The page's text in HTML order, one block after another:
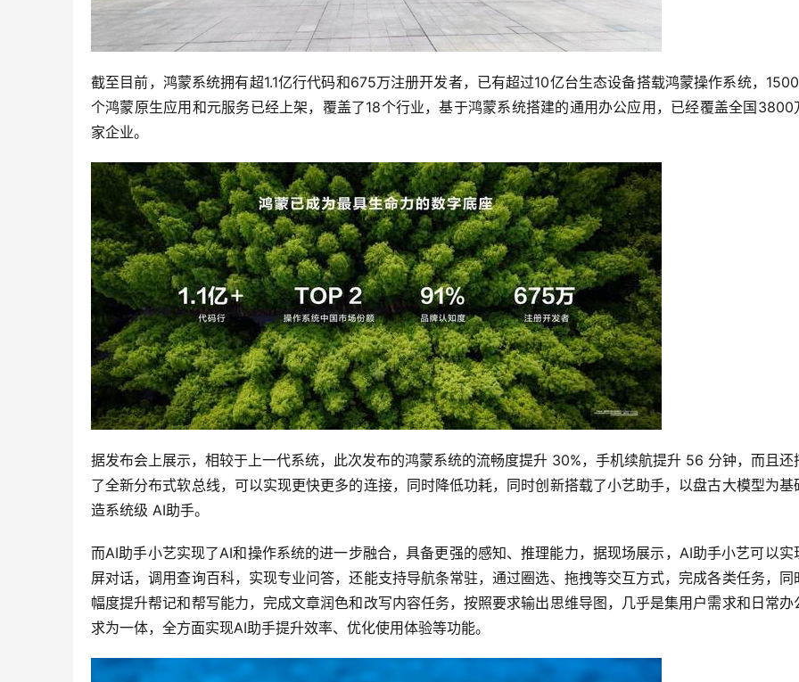
截至目前，鸿蒙系统拥有超1.1亿行代码和675万注册开发者，已有超过10亿台生态设备搭载鸿蒙操作系统，
个鸿蒙原生应用和元服务已经上架，覆盖了18个行业，基于鸿蒙系统搭建的通用办公应用，已经覆盖全国3800
家企业。
据发布会上展示，相较于上一代系统，此次发布的鸿蒙系统的流畅度提升 30%，手机续航提升 56 分钟，而且还
了全新分布式软总线，可以实现更快更多的连接，同时降低功耗，同时创新搭载了小艺助手，以盘古大模型为基
造系统级 AI助手。
而AI助手小艺实现了AI和操作系统的进一步融合，具备更强的感知、推理能力，据现场展示，AI助手小艺可以实
屏对话，调用查询百科，实现专业问答，还能支持导航条常驻，通过圈选、拖拽等交互方式，完成各类任务，同
幅度提升帮记和帮写能力，完成文章润色和改写内容任务，按照要求输出思维导图，几乎是集用户需求和日常办
求为一体，全方面实现AI助手提升效率、优化使用体验等功能。